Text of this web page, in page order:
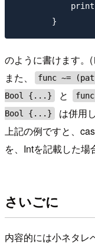
のように書けます。
また、
func ~=
Bool {...}
と
Bool {...}
は併用
上記の例ですと、
を、Intを記載した場
さいごに
内容的には小ネタレ